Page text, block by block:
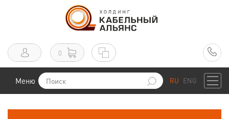
0
Меню RU ENG